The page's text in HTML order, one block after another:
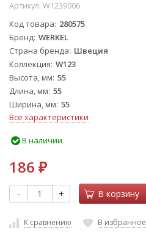
Артикул: W1239006
Код товара 280575
Бренд WERKEL
Страна бренда Швеция
Коллекция W123
Высота, мм 55
Длина, мм 55
Ширина, мм 55
Все характеристики
В наличии
186 ₽
- + В корзину
К сравнению В избранное